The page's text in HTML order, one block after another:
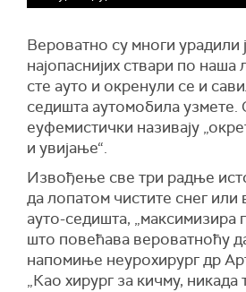
Вероватно су многи урадили
најопаснијих ствари по
сте ауто и окренули се и
седишта аутомобила узмете.
еуфемистички називају
и увијање“.
Извођење све три радње
да лопатом чистите снег или
ауто-седишта, „максимизира
што повећава вероватноћу
напомиње неурохирург др
„Као хирург за кичму, никада